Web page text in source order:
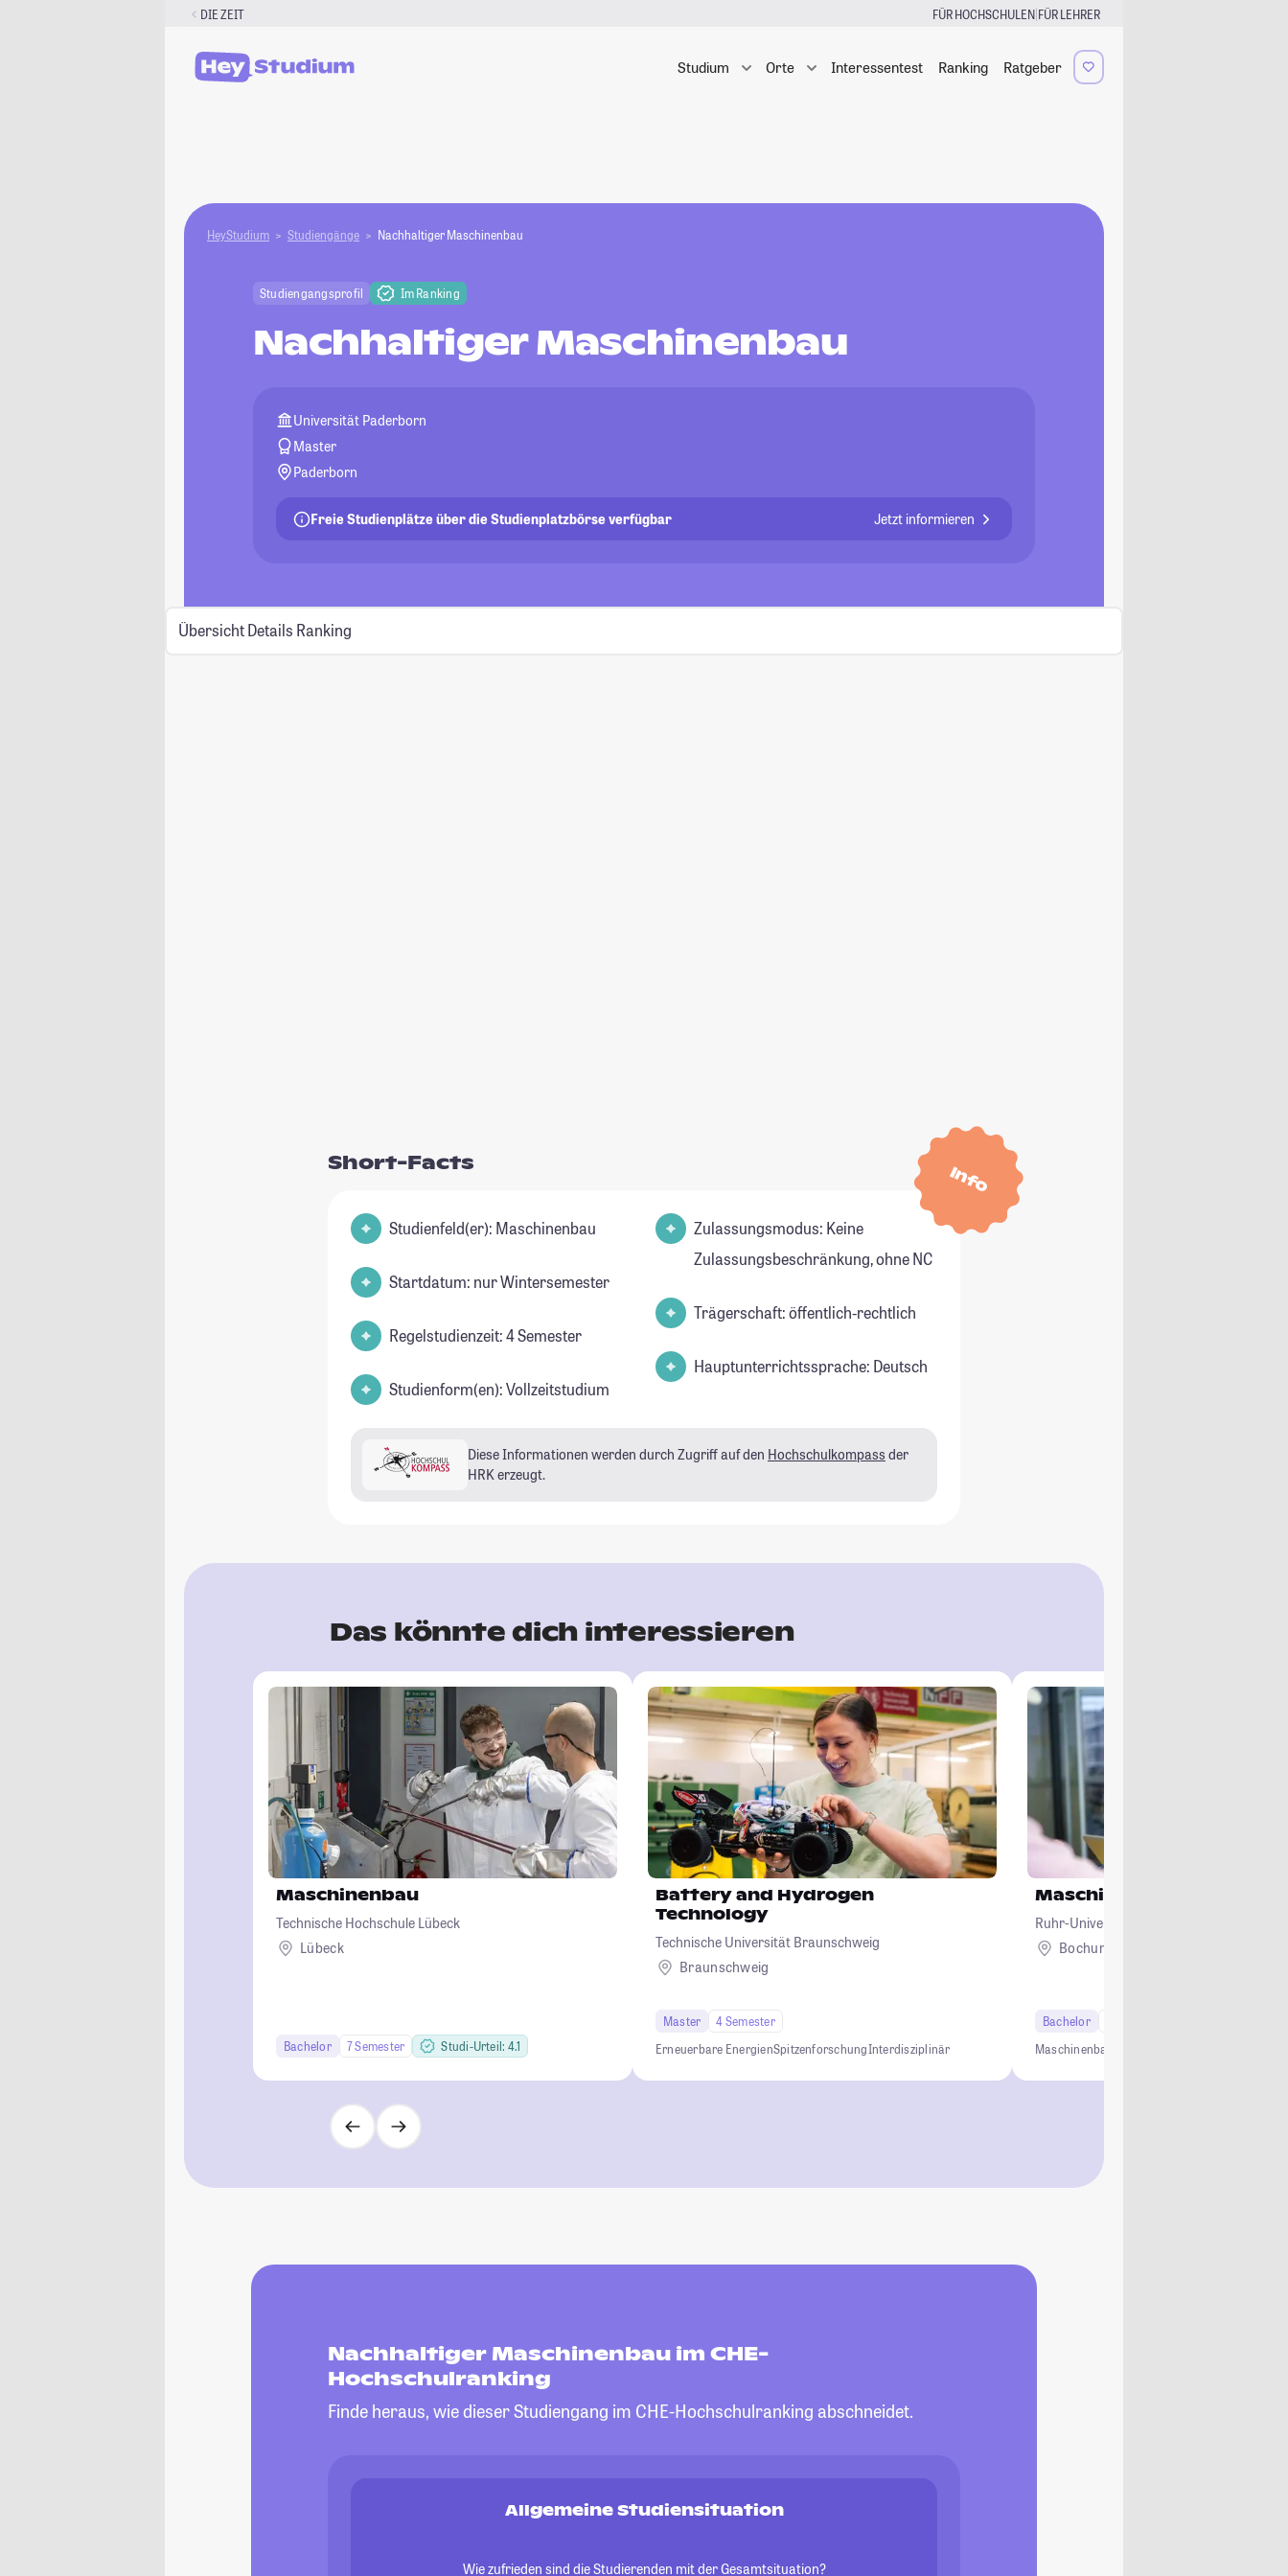
DIE ZEIT FÜR HOCHSCHULEN|FÜR LEHRER
Studium Orte Interessentest Ranking Ratgeber
HeyStudium Studiengänge Nachhaltiger Maschinenbau
Studiengangsprofil Im Ranking
Nachhaltiger Maschinenbau
Universität Paderborn
Master
Paderborn
Freie Studienplätze über die Studienplatzbörse verfügbar Jetzt informieren
Übersicht Details Ranking
Info
Short-Facts
Studienfeld(er): Maschinenbau
Startdatum: nur Wintersemester
Regelstudienzeit: 4 Semester
Studienform(en): Vollzeitstudium
Zulassungsmodus: Keine
Zulassungsbeschränkung, ohne NC
Trägerschaft: öffentlich-rechtlich
Hauptunterrichtssprache: Deutsch
Diese Informationen werden durch Zugriff auf den Hochschulkompass der
HRK erzeugt.
Das könnte dich interessieren
Maschinenbau
Technische Hochschule Lübeck
Lübeck
Bachelor 7 Semester Studi-Urteil: 4.1
Battery and Hydrogen
Technology
Technische Universität Braunschweig
Braunschweig
Master
4 Semester
Erneuerbare EnergienSpitzenforschungInterdisziplinär
Maschinenbau
Ruhr-Universität Bochum
Bochum
Bachelor
Maschinenbau
Nachhaltiger Maschinenbau im CHE-
Hochschulranking
Finde heraus, wie dieser Studiengang im CHE-Hochschulranking abschneidet.
Allgemeine Studiensituation
Wie zufrieden sind die Studierenden mit der Gesamtsituation?